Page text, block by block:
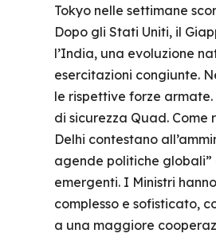
Tokyo nelle settimane
Dopo gli Stati Uniti, il
l’India, una evoluzione
esercitazioni congiunte.
le rispettive forze
di sicurezza Quad.
Delhi contestano
agende politiche
emergenti. I Ministri
complesso e sofisticato,
a una maggiore